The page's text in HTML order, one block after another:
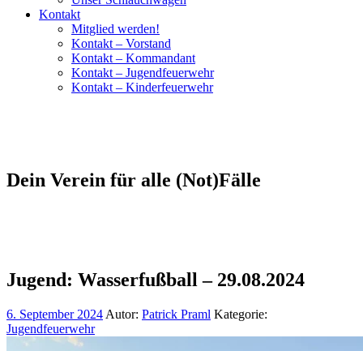
Kontakt
Mitglied werden!
Kontakt – Vorstand
Kontakt – Kommandant
Kontakt – Jugendfeuerwehr
Kontakt – Kinderfeuerwehr
Dein Verein für alle (Not)Fälle
Jugend: Wasserfußball – 29.08.2024
6. September 2024 Autor: Patrick Praml Kategorie:
Jugendfeuerwehr